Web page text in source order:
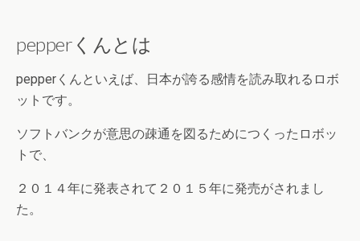
pepperくんとは
pepperくんといえば、日本が誇る感情を読み取れるロボ
ットです。
ソフトバンクが意思の疎通を図るためにつくったロボッ
トで、
２０１４年に発表されて２０１５年に発売がされまし
た。